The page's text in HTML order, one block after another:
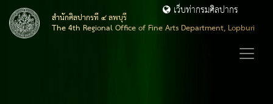
สำนักศิลปากรที่ ๔ ลพบุรี
The 4th Regional Office of Fine Arts Department, Lopburi
เว็บท่ากรมศิลปากร